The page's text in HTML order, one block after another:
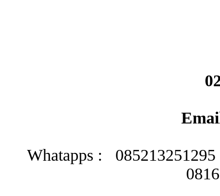
Whatapps : 085213251295